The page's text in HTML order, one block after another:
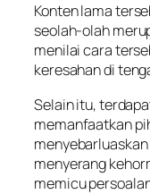
Konten lama
seolah-olah
menilai cara
keresahan di
Selain itu,
memanfaatkan
menyerang
memicu